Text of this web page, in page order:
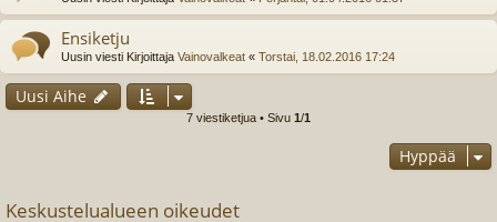
Ensiketju
Uusin viesti Kirjoittaja Vainovalkeat « Torstai, 18.02.2016 17:24
Uusi Aihe
7 viestiketjua • Sivu 1/1
Hyppää
Keskustelualueen oikeudet